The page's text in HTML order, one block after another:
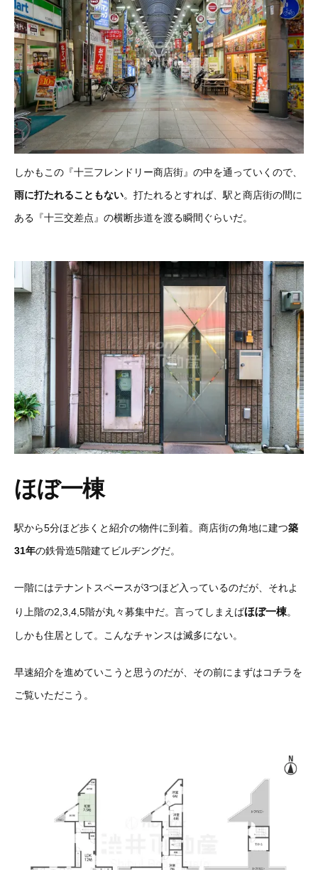
しかもこの『十三フレンドリー商店街』の中を通っていくので、
雨に打たれることもない。打たれるとすれば、駅と商店街の間に
ある『十三交差点』の横断歩道を渡る瞬間ぐらいだ。
ほぼ一棟
駅から5分ほど歩くと紹介の物件に到着。商店街の角地に建つ築
31年の鉄骨造5階建てビルヂングだ。
一階にはテナントスペースが3つほど入っているのだが、それよ
り上階の2,3,4,5階が丸々募集中だ。言ってしまえばほぼ一棟。
しかも住居として。こんなチャンスは滅多にない。
早速紹介を進めていこうと思うのだが、その前にまずはコチラを
ご覧いただこう。